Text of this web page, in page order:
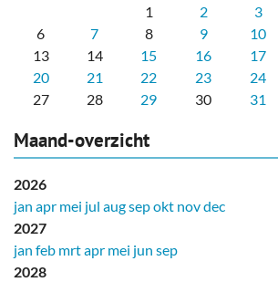
1
2 3
6
7 8 9 10
13
14 15 16 17
20
21 22 23 24
27
28 29 30 31
Maand-overzicht
2026
jan apr mei jul augsepokt novdec
2027
jan feb mrtapr mei jun sep
2028